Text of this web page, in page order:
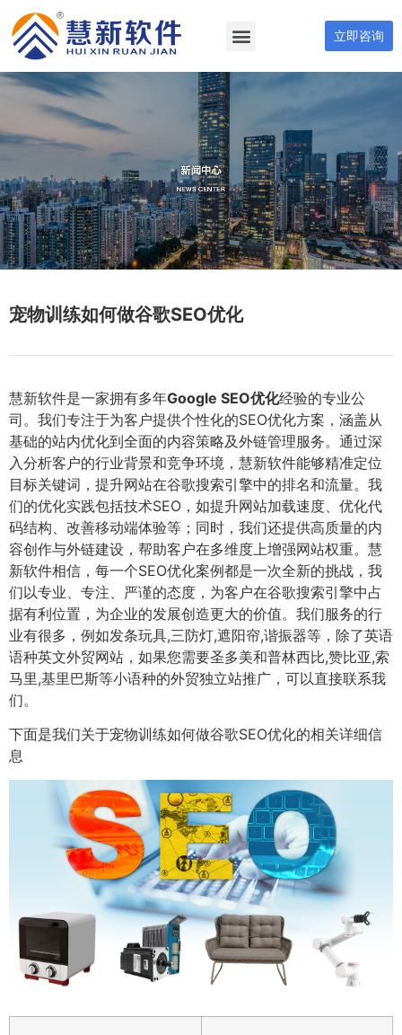
立即咨询
宠物训练如何做谷歌SEO优化
慧新软件是一家拥有多年Google SEO优化经验的专业公
司。我们专注于为客户提供个性化的SEO优化方案，涵盖从
基础的站内优化到全面的内容策略及外链管理服务。通过深
入分析客户的行业背景和竞争环境，慧新软件能够精准定位
目标关键词，提升网站在谷歌搜索引擎中的排名和流量。我
们的优化实践包括技术SEO，如提升网站加载速度、优化代
码结构、改善移动端体验等；同时，我们还提供高质量的内
容创作与外链建设，帮助客户在多维度上增强网站权重。慧
新软件相信，每一个SEO优化案例都是一次全新的挑战，我
们以专业、专注、严谨的态度，为客户在谷歌搜索引擎中占
据有利位置，为企业的发展创造更大的价值。我们服务的行
业有很多，例如发条玩具,三防灯,遮阳帘,谐振器等，除了英语
语种英文外贸网站，如果您需要圣多美和普林西比,赞比亚,索
马里,基里巴斯等小语种的外贸独立站推广，可以直接联系我
们。
下面是我们关于宠物训练如何做谷歌SEO优化的相关详细信
息